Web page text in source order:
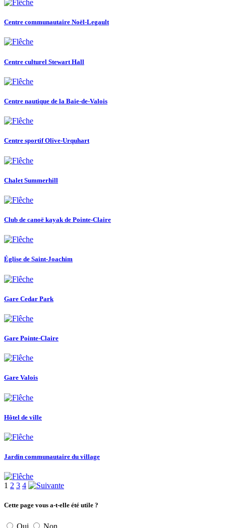
Centre communautaire Noël-Legault
Centre culturel Stewart Hall
Centre nautique de la Baie-de-Valois
Centre sportif Olive-Urquhart
Chalet Summerhill
Club de canoë kayak de Pointe-Claire
Église de Saint-Joachim
Gare Cedar Park
Gare Pointe-Claire
Gare Valois
Hôtel de ville
Jardin communautaire du village
1 2 3 4
Cette page vous a-t-elle été utile ?
Oui Non